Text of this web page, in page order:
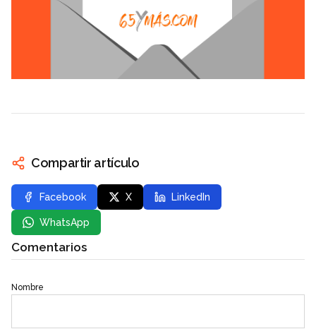
Compartir artículo
Facebook X LinkedIn
WhatsApp
Comentarios
Nombre